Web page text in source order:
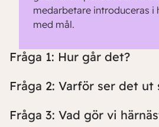
medarbetare introduceras i
med mål.
Fråga 1: Hur går det?
Fråga 2: Varför ser det ut
Fråga 3: Vad gör vi